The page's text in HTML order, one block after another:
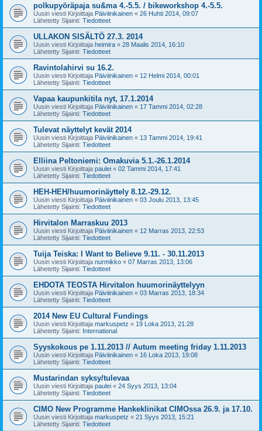
polkupyöräpaja su&ma 4.-5.5. / bikeworkshop 4.-5.5.
Uusin viesti Kirjoittaja Päiviinikainen « 26 Huhti 2014, 09:07
Lähetetty Sijainti: Tiedotteet
ULLAKON SISÄLTÖ 27.3. 2014
Uusin viesti Kirjoittaja heimira « 28 Maalis 2014, 16:10
Lähetetty Sijainti: Tiedotteet
Ravintolahirvi su 16.2.
Uusin viesti Kirjoittaja Päiviinikainen « 12 Helmi 2014, 00:01
Lähetetty Sijainti: Tiedotteet
Vapaa kaupunkitila nyt, 17.1.2014
Uusin viesti Kirjoittaja Päiviinikainen « 17 Tammi 2014, 02:28
Lähetetty Sijainti: Tiedotteet
Tulevat näyttelyt kevät 2014
Uusin viesti Kirjoittaja Päiviinikainen « 13 Tammi 2014, 19:41
Lähetetty Sijainti: Tiedotteet
Elliina Peltoniemi: Omakuvia 5.1.-26.1.2014
Uusin viesti Kirjoittaja paulei « 02 Tammi 2014, 17:41
Lähetetty Sijainti: Tiedotteet
HEH-HEH/huumorinäyttely 8.12.-29.12.
Uusin viesti Kirjoittaja Päiviinikainen « 03 Joulu 2013, 13:45
Lähetetty Sijainti: Tiedotteet
Hirvitalon Marraskuu 2013
Uusin viesti Kirjoittaja Päiviinikainen « 12 Marras 2013, 22:53
Lähetetty Sijainti: Tiedotteet
Tuija Teiska: I Want to Believe 9.11. - 30.11.2013
Uusin viesti Kirjoittaja nurmikko « 07 Marras 2013, 13:06
Lähetetty Sijainti: Tiedotteet
EHDOTA TEOSTA Hirvitalon huumorinäyttelyyn
Uusin viesti Kirjoittaja Päiviinikainen « 03 Marras 2013, 18:34
Lähetetty Sijainti: Tiedotteet
2014 New EU Cultural Fundings
Uusin viesti Kirjoittaja markuspetz « 19 Loka 2013, 21:28
Lähetetty Sijainti: International
Syyskokous pe 1.11.2013 // Autum meeting friday 1.11.2013
Uusin viesti Kirjoittaja Päiviinikainen « 16 Loka 2013, 19:08
Lähetetty Sijainti: Tiedotteet
Mustarindan syksy/tulevaa
Uusin viesti Kirjoittaja paulei « 24 Syys 2013, 13:04
Lähetetty Sijainti: Tiedotteet
CIMO New Programme Hankeklinikat CIMOssa 26.9. ja 17.10.
Uusin viesti Kirjoittaja markuspetz « 21 Syys 2013, 15:21
Lähetetty Sijainti: Tiedotteet